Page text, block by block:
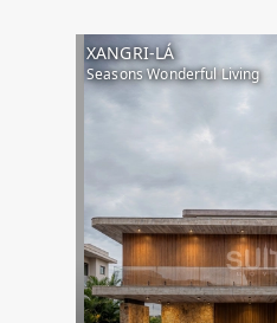
XANGRI-LÁ
Seasons Wonderful Living